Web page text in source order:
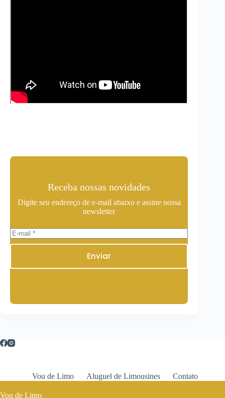
Receba nossas novidades
Digite seu endereço de e-mail abaixo e assine nossa
newsletter
Enviar
Vou de Limo Aluguel de Limousines Contato
Vou de Limo